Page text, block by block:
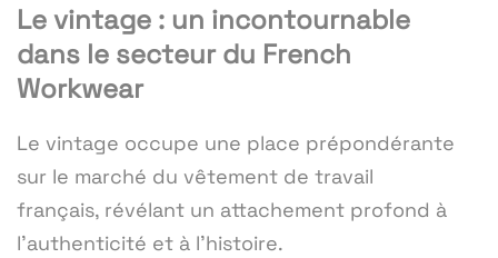
Le vintage : un incontournable
dans le secteur du French
Workwear
Le vintage occupe une place prépondérante
sur le marché du vêtement de travail
français, révélant un attachement profond à
l'authenticité et à l'histoire.